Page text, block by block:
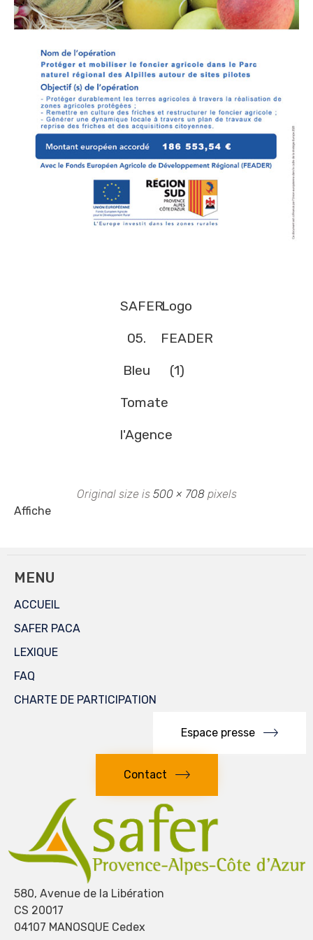
SAFER
05.
Bleu
Tomate
l'Agence
Logo
FEADER
(1)
Original size is 500 × 708pixels
Affiche
MENU
ACCUEIL
SAFER PACA
LEXIQUE
FAQ
CHARTE DE PARTICIPATION
Espace presse
Contact
580, Avenue de la Libération
CS 20017
04107 MANOSQUE Cedex